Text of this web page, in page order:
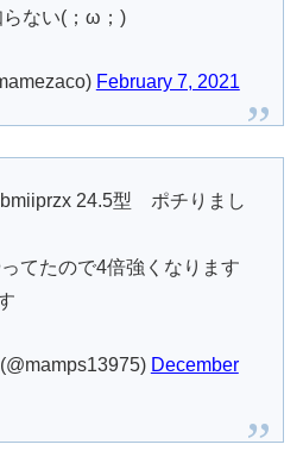
ない(；ω；)
February 7, 2021
24.5型 ポチりまし
てたので4倍強くなります
December